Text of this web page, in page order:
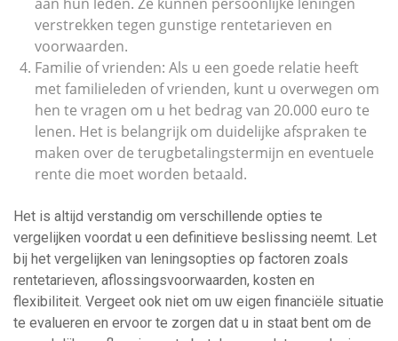
verstrekken tegen gunstige rentetarieven en
voorwaarden.
Familie of vrienden: Als u een goede relatie heeft
met familieleden of vrienden, kunt u overwegen om
hen te vragen om u het bedrag van 20.000 euro te
lenen. Het is belangrijk om duidelijke afspraken te
maken over de terugbetalingstermijn en eventuele
rente die moet worden betaald.
Het is altijd verstandig om verschillende opties te
vergelijken voordat u een definitieve beslissing neemt. Let
bij het vergelijken van leningsopties op factoren zoals
rentetarieven, aflossingsvoorwaarden, kosten en
flexibiliteit. Vergeet ook niet om uw eigen financiële situatie
te evalueren en ervoor te zorgen dat u in staat bent om de